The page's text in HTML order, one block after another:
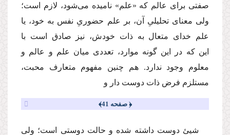
صفتى براى عالم كه «علم» نامیده مى‌شود، لازم است؛
ولى معناى تحلیلىِ آن، بر علم حضورىِ نفس به خود، یا
علم خداى متعال به ذات خودش، نیز صادق است با
این كه در این گونه موارد، تعددى میان علم و عالم و
معلوم وجود ندارد. هم چنین مفهوم متعارف محبت،
مستلزم فرض ذات دوست دار و
﴿ صفحه 41﴾
شیئ دوست داشته شده و حالت دوستى است؛ ولى